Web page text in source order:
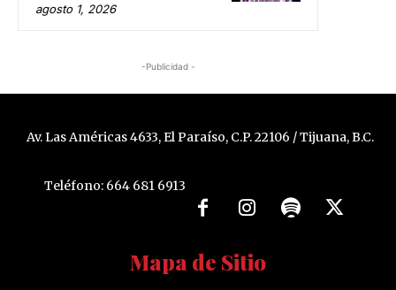
agosto 1, 2026
-Publicidad -
Av. Las Américas 4633, El Paraíso, C.P. 22106 / Tijuana, B.C.
Teléfono: 664 681 6913
Mapa de Sitio